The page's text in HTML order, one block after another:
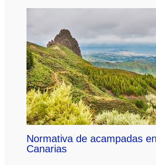
Normativa de acampadas
Canarias